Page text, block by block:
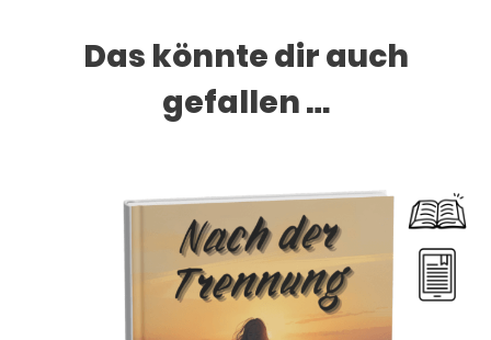
Das könnte dir auch
gefallen …